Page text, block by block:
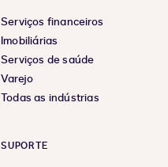
Serviços financeiros
Imobiliárias
Serviços de saúde
Varejo
Todas as indústrias
SUPORTE